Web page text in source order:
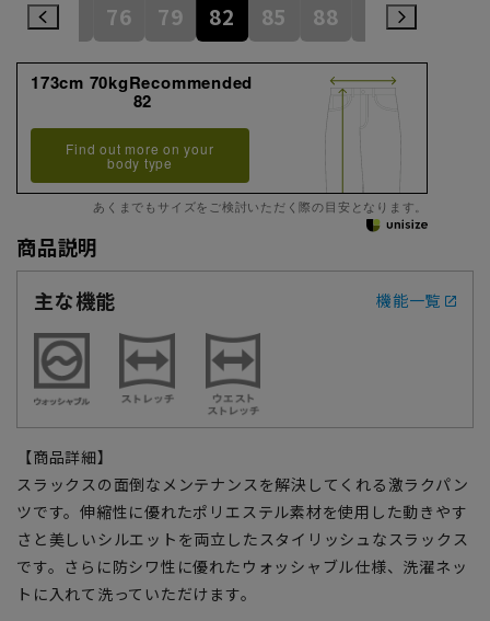
73 76 79 82 85 88 91
173cm 70kgRecommended
82
Find out more on your
body type
あくまでもサイズをご検討いただく際の目安となります。
商品説明
主な機能
機能一覧
【商品詳細】
スラックスの面倒なメンテナンスを解決してくれる激ラクパン
ツです。伸縮性に優れたポリエステル素材を使用した動きやす
さと美しいシルエットを両立したスタイリッシュなスラックス
です。さらに防シワ性に優れたウォッシャブル仕様、洗濯ネッ
トに入れて洗っていただけます。